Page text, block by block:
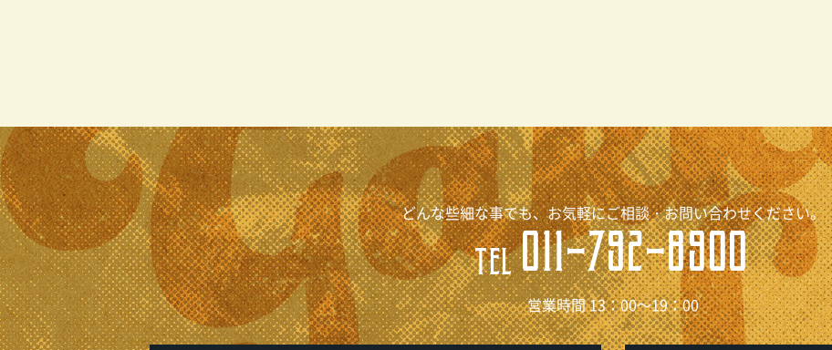
どんな些細な事でも、お気軽にご相談・お問い合わせください。
TEL 011-792-8900
営業時間 13：00～19：00